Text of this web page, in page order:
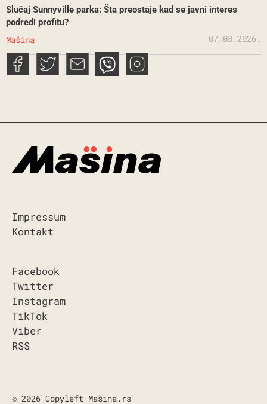
Slučaj Sunnyville parka: Šta preostaje kad se javni interes
podredi profitu?
Mašina 07.08.2026.
Impressum
Kontakt
Facebook
Twitter
Instagram
TikTok
Viber
RSS
© 2026 Copyleft Mašina.rs